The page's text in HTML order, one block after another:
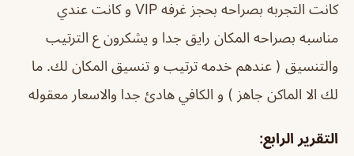
كانت التجربه بصراحه بحجز غرفه VIP و كانت عندي
مناسبه بصراحه المكان رايق جدا و يشكرون ع الترتيب
والتنسيق ( عندهم خدمه ترتيب و تنسيق المكان لك. ما
لك الا الماكن جاهز ) و الكافي هادئ جدا والاسعار معقوله
التقرير الرابع: